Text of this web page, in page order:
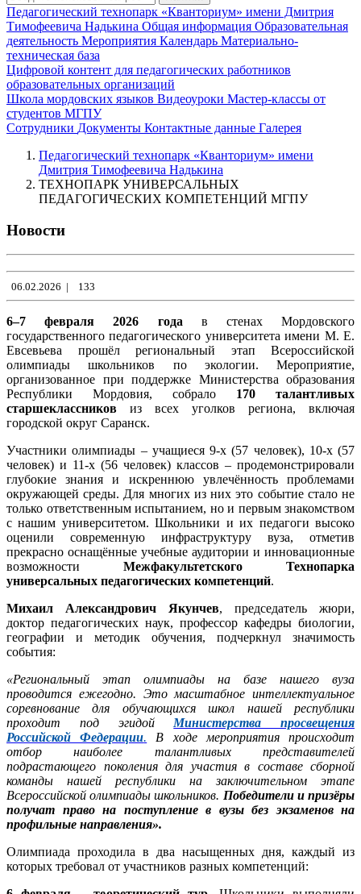
Педагогический технопарк «‎Кванториум» имени Дмитрия
Тимофеевича Надькина Общая информация Образовательная
деятельность Мероприятия Календарь Материально-
техническая база
Цифровой контент для педагогических работников
образовательных организаций
Школа мордовских языков Видеоуроки Мастер-классы от
студентов МГПУ
Сотрудники Документы Контактные данные Галерея
Педагогический технопарк «‎Кванториум» имени
Дмитрия Тимофеевича Надькина
ТЕХНОПАРК УНИВЕРСАЛЬНЫХ
ПЕДАГОГИЧЕСКИХ КОМПЕТЕНЦИЙ МГПУ
Новости
06.02.2026 | 133
6–7 февраля 2026 года в стенах Мордовского
государственного педагогического университета имени М. Е.
Евсевьева прошёл региональный этап Всероссийской
олимпиады школьников по экологии. Мероприятие,
организованное при поддержке Министерства образования
Республики Мордовия, собрало 170 талантливых
старшеклассников из всех уголков региона, включая
городской округ Саранск.
Участники олимпиады – учащиеся 9-х (57 человек), 10-х (57
человек) и 11-х (56 человек) классов – продемонстрировали
глубокие знания и искреннюю увлечённость проблемами
окружающей среды. Для многих из них это событие стало не
только ответственным испытанием, но и первым знакомством
с нашим университетом. Школьники и их педагоги высоко
оценили современную инфраструктуру вуза, отметив
прекрасно оснащённые учебные аудитории и инновационные
возможности Межфакультетского Технопарка
универсальных педагогических компетенций.
Михаил Александрович Якунчев, председатель жюри,
доктор педагогических наук, профессор кафедры биологии,
географии и методик обучения, подчеркнул значимость
события:
«Региональный этап олимпиады на базе нашего вуза
проводится ежегодно. Это масштабное интеллектуальное
соревнование для обучающихся школ нашей республики
проходит под эгидой
Министерства просвещения
Российской Федерации. В ходе мероприятия происходит
отбор наиболее талантливых представителей
подрастающего поколения для участия в составе сборной
команды нашей республики на заключительном этапе
Всероссийской олимпиады школьников. Победители и призёры
получат право на поступление в вузы без экзаменов на
профильные направления».
Олимпиада проходила в два насыщенных дня, каждый из
которых требовал от участников разных компетенций: